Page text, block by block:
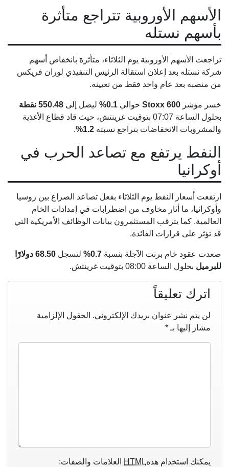
الأسهم الأوروبية تتراجع متأثرة
بأسهم نستله
تراجعت الأسهم الأوروبية يوم الثلاثاء، متأثرة بانخفاض أسهم
شركة نستله بعد إعلان استقالة الرئيس التنفيذي لوران فريكس
من منصبه بعد عام واحد فقط من تعيينه.
خسر مؤشر Stoxx 600 حوالي 0.1% ليصل إلى 550.48 نقطة
بحلول الساعة 07:07 بتوقيت غرينتش، حيث قاد قطاع الأغذية
والمشروبات الانخفاضات بتراجع نسبته 1.2%
.
النفط يرتفع مع تصاعد الحرب في
أوكرانيا
ارتفعت أسعار النفط يوم الثلاثاء بفعل تصاعد الصراع بين روسيا
وأوكرانيا، ما أثار مخاوف من اضطرابات في إمدادات الخام
العالمية. كما يترقب المستثمرون بيانات الوظائف الأمريكية التي
قد تؤثر على قرارات الفائدة.
صعدت عقود خام برنت الآجلة بنسبة 0.7% لتسجل
68.50 دولارًا
للبرميل بحلول الساعة 08:00 بتوقيت غرينتش.
اترك تعليقاً
لن يتم نشر عنوان بريدك الإلكتروني. الحقول الإلزامية
مشار إليها بـ *
يمكنك استخدام هذهHTML العلامات والصفات: